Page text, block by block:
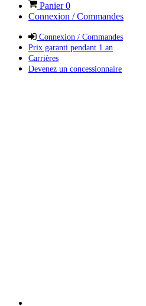
Panier0
Connexion / Commandes
Connexion / Commandes
Prix garanti pendant 1 an
Carrières
Devenez un concessionnaire